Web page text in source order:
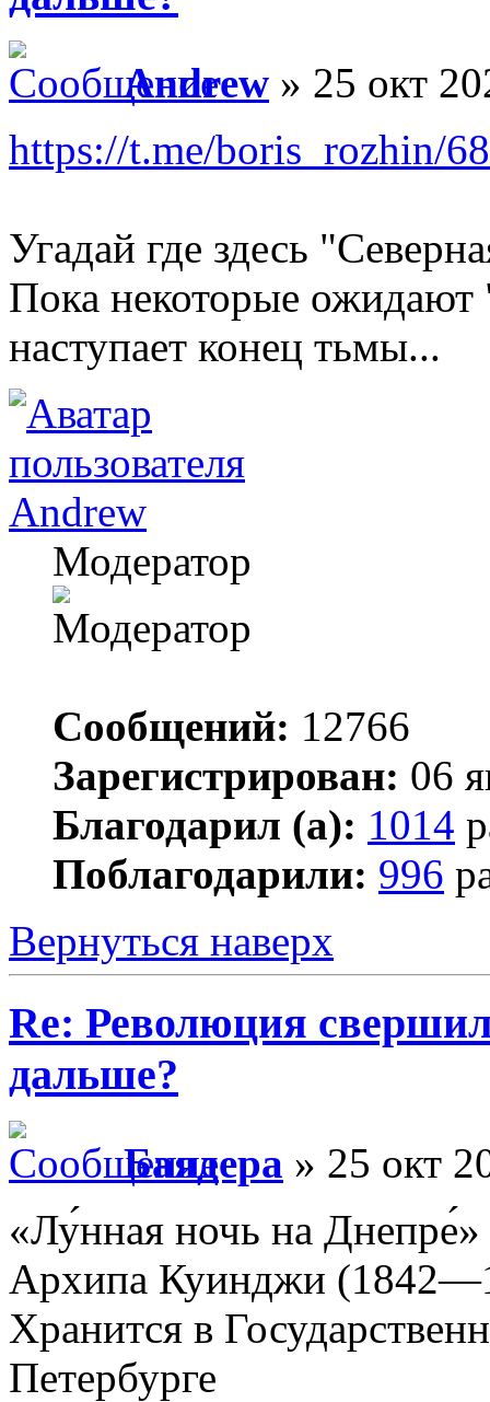
Andrew » 25 окт
https://t.me/boris_rozhin/
Угадай где здесь
Пока некоторые ожидают
наступает конец тьмы...
Andrew
Модератор
Сообщений: 12766
Зарегистрирован: 06
Благодарил (а): 1014
Поблагодарили: 996
Вернуться наверх
Re: Революция
дальше?
Баядера » 25 окт
«Лу́нная ночь на
Архипа Куинджи
Хранится в
Петербурге